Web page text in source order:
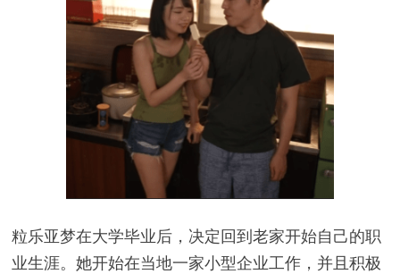
粒乐亚梦在大学毕业后，决定回到老家开始自己的职
业生涯。她开始在当地一家小型企业工作，并且积极